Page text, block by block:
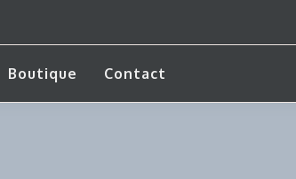
Boutique Contact